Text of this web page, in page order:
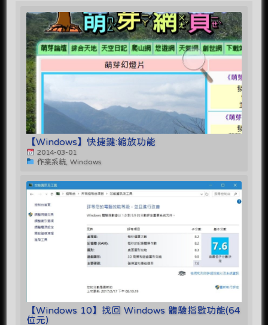
【Windows】快捷鍵:縮放功能
2014-03-01
作業系統, Windows
【Windows 10】找回 Windows 體驗指數功能(64
位元)